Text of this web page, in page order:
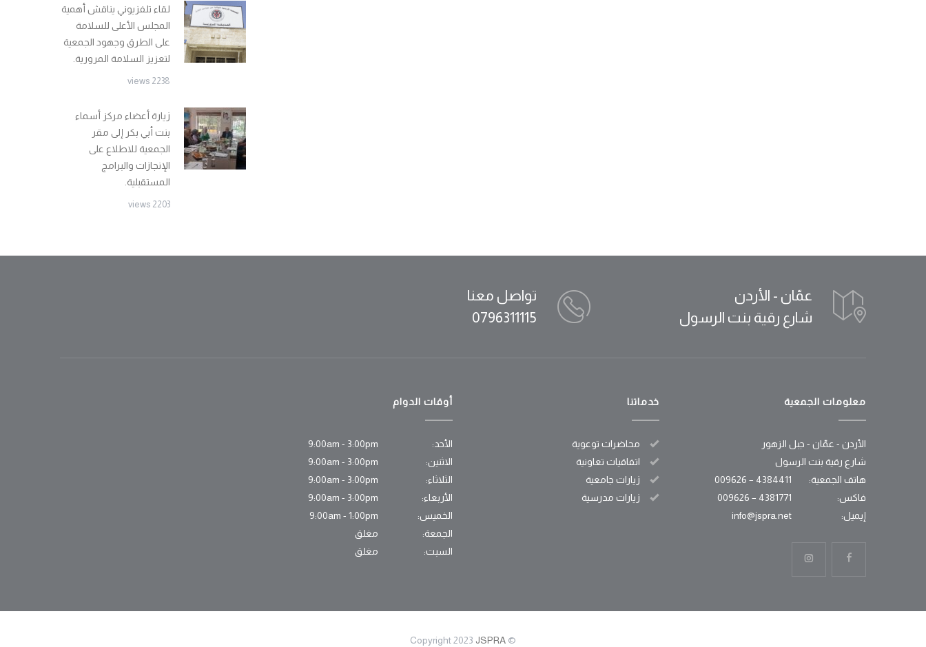
لقاء تلفزيوني يناقش أهمية
المجلس الأعلى للسلامة
على الطرق وجهود الجمعية
لتعزيز السلامة المرورية.
2238 views
زيارة أعضاء مركز أسماء
بنت أبي بكر إلى مقر
الجمعية للاطلاع على
الإنجازات والبرامج
المستقبلية.
2203 views
عمّان - الأردن
شارع رقية بنت الرسول
تواصل معنا
0796311115
معلومات الجمعية
الأردن - عمّان - جبل الزهور
شارع رقية بنت الرسول
هاتف الجمعية:
4384411 – 009626
فاكس:
4381771 – 009626
إيميل:
info@jspra.net
خدماتنا
محاضرات توعوية
اتفاقيات تعاونية
زيارات جامعية
زيارات مدرسية
أوقات الدوام
الأحد:
9:00am - 3:00pm
الاثنين:
9:00am - 3:00pm
الثلاثاء:
9:00am - 3:00pm
الأربعاء:
9:00am - 3:00pm
الخميس:
9:00am - 1:00pm
الجمعة:
مغلق
السبت:
مغلق
© Copyright 2023
JSPRA